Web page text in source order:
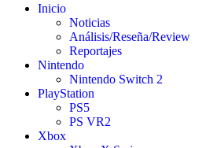
Inicio
Noticias
Análisis/Reseña/Review
Reportajes
Nintendo
Nintendo Switch 2
PlayStation
PS5
PS VR2
Xbox